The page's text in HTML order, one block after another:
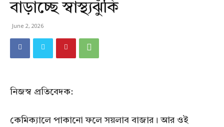
বাড়াচ্ছে স্বাস্থ্যঝুঁকি
June 2, 2026
নিজস্ব প্রতিবেদক:
কেমিক্যালে পাকানো ফলে সয়লাব বাজার। আর ওই